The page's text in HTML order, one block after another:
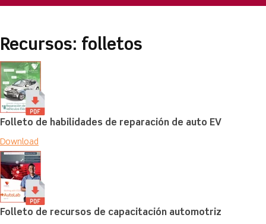
Recursos: folletos
Folleto de habilidades de reparación de auto EV
Download
Folleto de recursos de capacitación automotriz